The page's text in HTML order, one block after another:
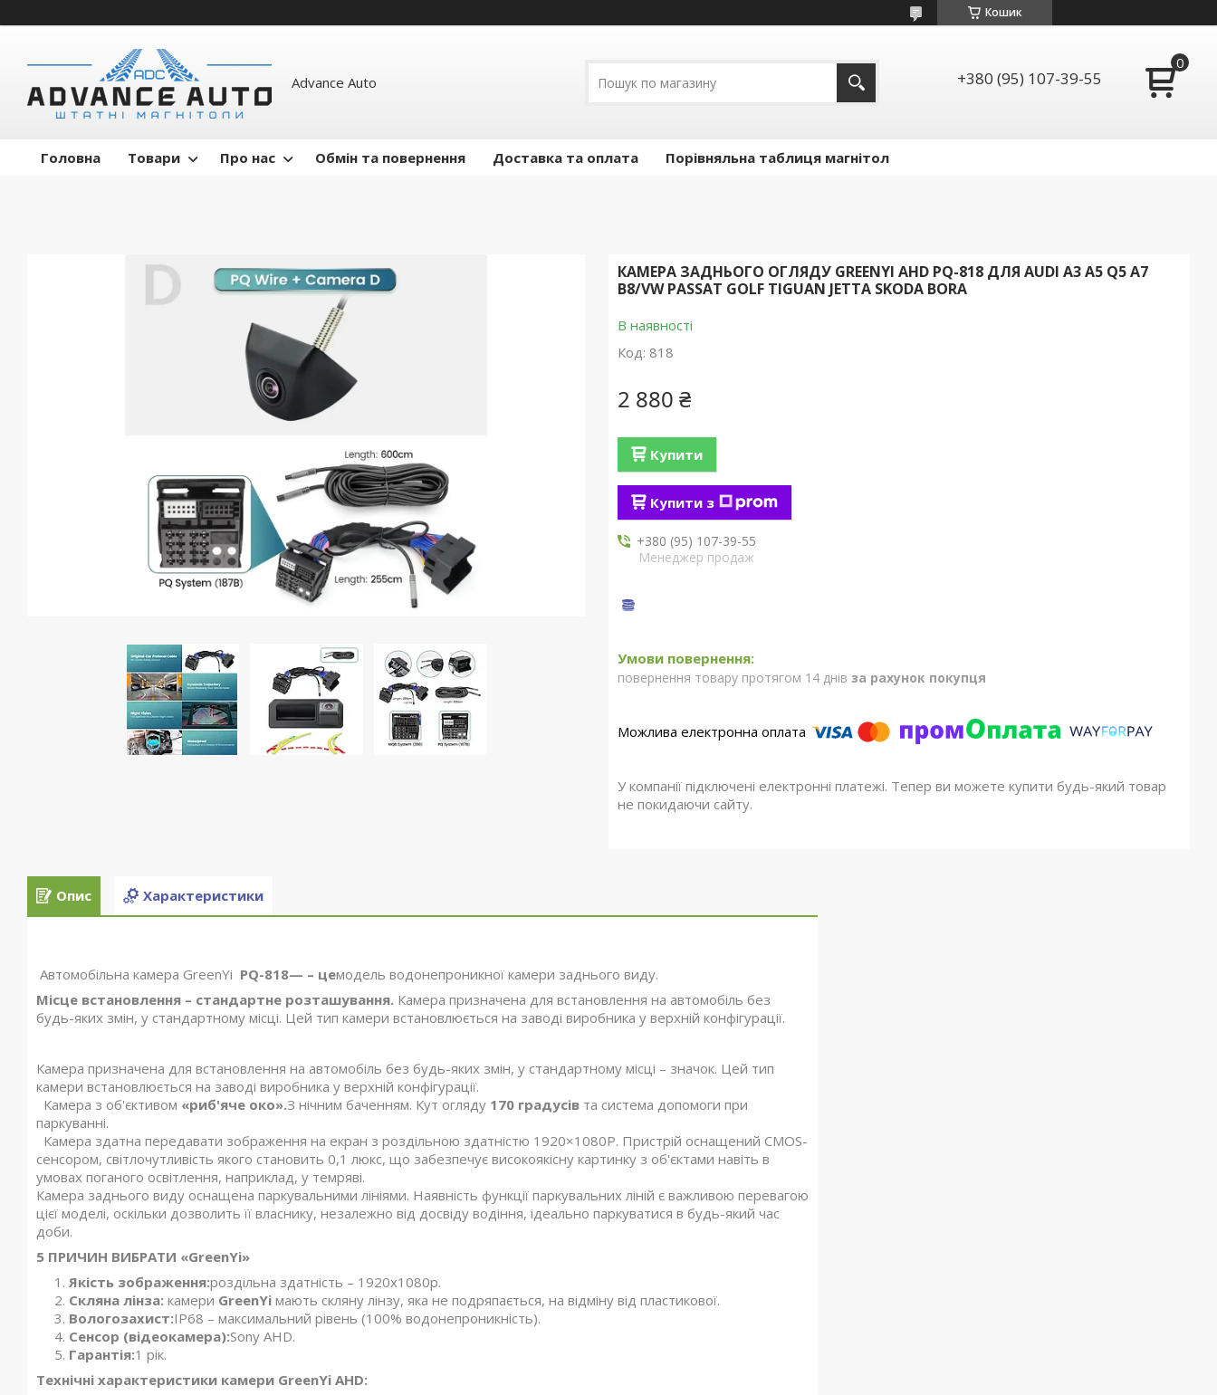
Кошик
Advance Auto +380 (95) 107-39-55
Головна Товари Про нас Обмін та повернення Доставка та оплата Порівняльна таблиця магнітол
КАМЕРА ЗАДНЬОГО ОГЛЯДУ GREENYI AHD PQ-818 ДЛЯ AUDI A3 A5 Q5 A7
B8/VW PASSAT GOLF TIGUAN JETTA SKODA BORA
В наявності
Код: 818
2 880 ₴
Купити
Купити з
+380 (95) 107-39-55
Менеджер продаж
повернення товару протягом 14 днів за рахунок покупця
У компанії підключені електронні платежі. Тепер ви можете купити будь-який товар
не покидаючи сайту.
Опис Характеристики
Автомобільна камера GreenYi PQ-818— – цемодель водонепроникної камери заднього виду.
Місце встановлення – стандартне розташування. Камера призначена для встановлення на автомобіль без
будь-яких змін, у стандартному місці. Цей тип камери встановлюється на заводі виробника у верхній конфігурації.
Камера призначена для встановлення на автомобіль без будь-яких змін, у стандартному місці – значок. Цей тип
камери встановлюється на заводі виробника у верхній конфігурації.
Камера з об'єктивом «риб'яче око».З нічним баченням. Кут огляду 170 градусів та система допомоги при
паркуванні.
Камера здатна передавати зображення на екран з роздільною здатністю 1920×1080P. Пристрій оснащений CMOS-
сенсором, світлочутливість якого становить 0,1 люкс, що забезпечує високоякісну картинку з об'єктами навіть в
умовах поганого освітлення, наприклад, у темряві.
Камера заднього виду оснащена паркувальними лініями. Наявність функції паркувальних ліній є важливою перевагою
цієї моделі, оскільки дозволить її власнику, незалежно від досвіду водіння, ідеально паркуватися в будь-який час
доби.
5 ПРИЧИН ВИБРАТИ «GreenYi»
Якість зображення:роздільна здатність – 1920x1080p.
Скляна лінза: камери GreenYi мають скляну лінзу, яка не подряпається, на відміну від пластикової.
Вологозахист:IP68 – максимальний рівень (100% водонепроникність).
Сенсор (відеокамера):Sony AHD.
Гарантія:1 рік.
Технічні характеристики камери GreenYi AHD: